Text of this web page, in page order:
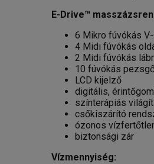
E-Drive™
6 Mikro fúvókás
4 Midi fúvókás
2 Midi fúvókás
10 fúvókás
LCD kijelző
digitális,
színterápiás
csőkiszárító
ózonos
biztonsági zár
Vízmennyiség: